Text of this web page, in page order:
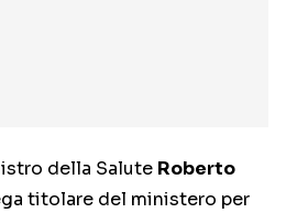
della Salute Roberto
titolare del ministero per